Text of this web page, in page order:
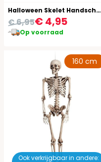
Halloween Skelet Handschoenen
€ 4,95
€ 6,95
Op voorraad
Ook verkrijgbaar in andere:
160 cm